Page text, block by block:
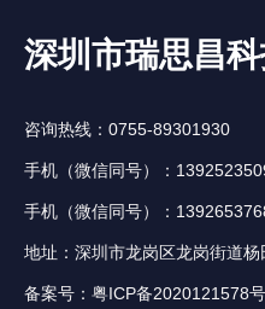
深圳市瑞思昌
咨询热线：0755-89301930
手机（微信同号）：
手机（微信同号）：
地址：深圳市龙岗区龙岗街道
备案号： 粤ICP备2020121578号